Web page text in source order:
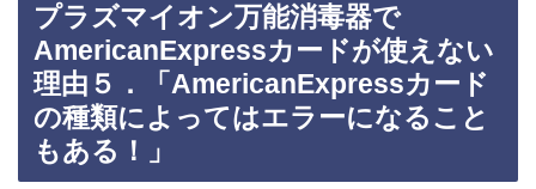
プラズマイオン万能消毒器で
AmericanExpressカードが使えない
理由５．「AmericanExpressカード
の種類によってはエラーになること
もある！」